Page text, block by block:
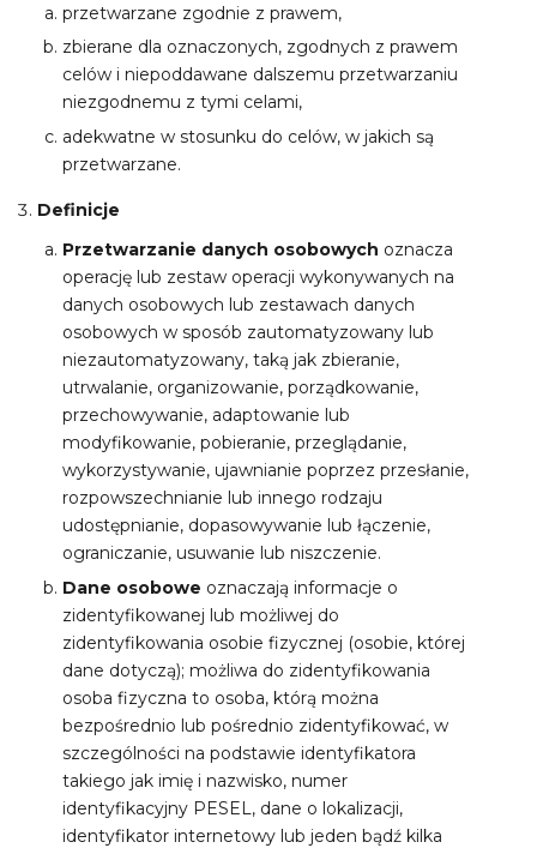
przetwarzane zgodnie z prawem,
zbierane dla oznaczonych, zgodnych z prawem
celów i niepoddawane dalszemu przetwarzaniu
niezgodnemu z tymi celami,
adekwatne w stosunku do celów, w jakich są
przetwarzane.
Definicje
Przetwarzanie danych osobowych oznacza
operację lub zestaw operacji wykonywanych na
danych osobowych lub zestawach danych
osobowych w sposób zautomatyzowany lub
niezautomatyzowany, taką jak zbieranie,
utrwalanie, organizowanie, porządkowanie,
przechowywanie, adaptowanie lub
modyfikowanie, pobieranie, przeglądanie,
wykorzystywanie, ujawnianie poprzez przesłanie,
rozpowszechnianie lub innego rodzaju
udostępnianie, dopasowywanie lub łączenie,
ograniczanie, usuwanie lub niszczenie.
Dane osobowe oznaczają informacje o
zidentyfikowanej lub możliwej do
zidentyfikowania osobie fizycznej (osobie, której
dane dotyczą); możliwa do zidentyfikowania
osoba fizyczna to osoba, którą można
bezpośrednio lub pośrednio zidentyfikować, w
szczególności na podstawie identyfikatora
takiego jak imię i nazwisko, numer
identyfikacyjny PESEL, dane o lokalizacji,
identyfikator internetowy lub jeden bądź kilka